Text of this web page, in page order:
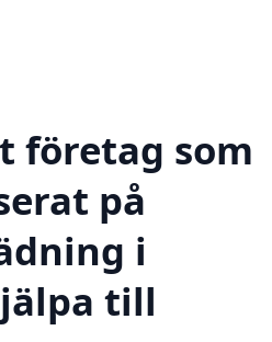
företag som
på
i
till